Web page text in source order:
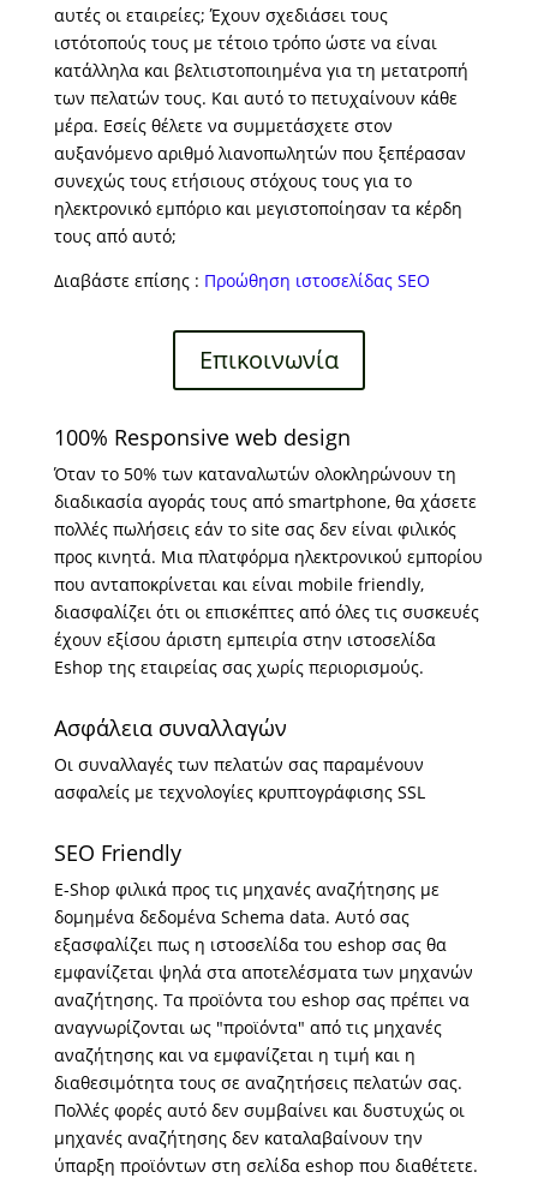
αυτές οι εταιρείες; Έχουν σχεδιάσει τους
ιστότοπούς τους με τέτοιο τρόπο ώστε να είναι
κατάλληλα και βελτιστοποιημένα για τη μετατροπή
των πελατών τους. Και αυτό το πετυχαίνουν κάθε
μέρα. Εσείς θέλετε να συμμετάσχετε στον
αυξανόμενο αριθμό λιανοπωλητών που ξεπέρασαν
συνεχώς τους ετήσιους στόχους τους για το
ηλεκτρονικό εμπόριο και μεγιστοποίησαν τα κέρδη
τους από αυτό;
Διαβάστε επίσης : Προώθηση ιστοσελίδας SEO
Επικοινωνία
100% Responsive web design
Όταν το 50% των καταναλωτών ολοκληρώνουν τη
διαδικασία αγοράς τους από smartphone, θα χάσετε
πολλές πωλήσεις εάν το site σας δεν είναι φιλικός
προς κινητά. Μια πλατφόρμα ηλεκτρονικού εμπορίου
που ανταποκρίνεται και είναι mobile friendly,
διασφαλίζει ότι οι επισκέπτες από όλες τις συσκευές
έχουν εξίσου άριστη εμπειρία στην ιστοσελίδα
Eshop της εταιρείας σας χωρίς περιορισμούς.
Ασφάλεια συναλλαγών
Οι συναλλαγές των πελατών σας παραμένουν
ασφαλείς με τεχνολογίες κρυπτογράφισης SSL
SEO Friendly
E-Shop φιλικά προς τις μηχανές αναζήτησης με
δομημένα δεδομένα Schema data. Αυτό σας
εξασφαλίζει πως η ιστοσελίδα του eshop σας θα
εμφανίζεται ψηλά στα αποτελέσματα των μηχανών
αναζήτησης. Tα προϊόντα του eshop σας πρέπει να
αναγνωρίζονται ως "προϊόντα" από τις μηχανές
αναζήτησης και να εμφανίζεται η τιμή και η
διαθεσιμότητα τους σε αναζητήσεις πελατών σας.
Πολλές φορές αυτό δεν συμβαίνει και δυστυχώς οι
μηχανές αναζήτησης δεν καταλαβαίνουν την
ύπαρξη προϊόντων στη σελίδα eshop που διαθέτετε.